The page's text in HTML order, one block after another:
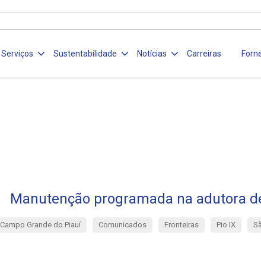
Serviços Sustentabilidade Notícias Carreiras
Manutenção programada na adutora
Campo Grande do Piauí Comunicados Fronteiras Pio IX